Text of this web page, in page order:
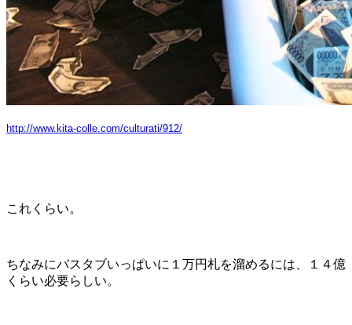
http://www.kita-colle.com/culturati/912/
これくらい。
ちなみにバスタブいっぱいに１万円札を溜めるには、１４億
くらい必要らしい。